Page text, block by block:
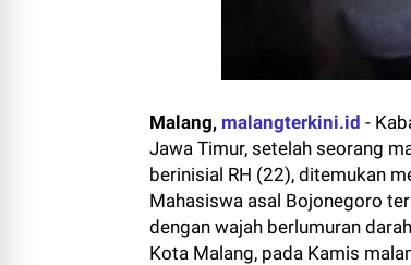
Malang, malangterkini.id -
Jawa Timur, setelah seorang
berinisial RH (22), ditemukan
Mahasiswa asal Bojonegoro
dengan wajah berlumuran
Kota Malang, pada Kamis